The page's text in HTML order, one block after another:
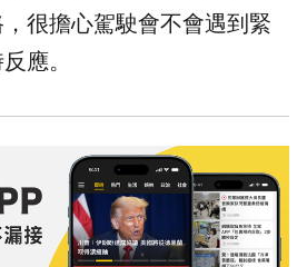
很擔心駕駛會不會遇到緊
應。